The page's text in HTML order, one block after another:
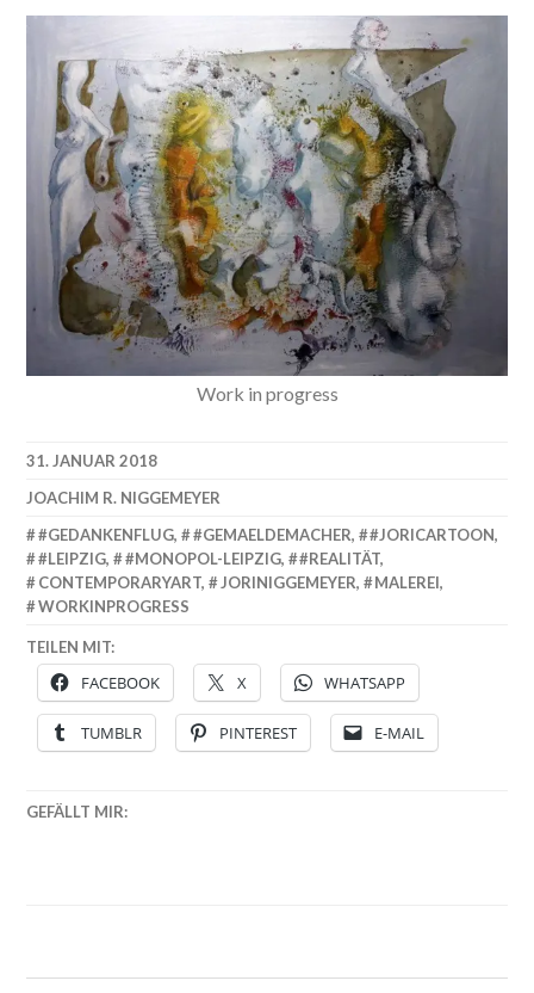
Work in progress
31. JANUAR 2018
JOACHIM R. NIGGEMEYER
#GEDANKENFLUG, #GEMAELDEMACHER, #JORICARTOON,
#LEIPZIG, #MONOPOL-LEIPZIG, #REALITÄT,
CONTEMPORARYART, JORINIGGEMEYER, MALEREI,
WORKINPROGRESS
TEILEN MIT:
FACEBOOK X WHATSAPP
TUMBLR PINTEREST E-MAIL
GEFÄLLT MIR: